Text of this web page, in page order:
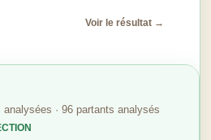
Voir le résultat →
analysées · 96 partants analysés